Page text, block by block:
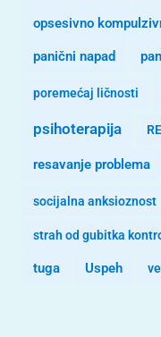
opsesivno
panični napad
poremećaj ličnosti
psihoterapija
resavanje problema
socijalna anksioznost
strah od gubitka
tuga Uspeh